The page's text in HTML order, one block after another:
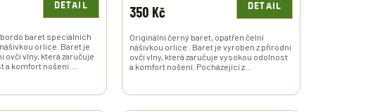
DETAIL
baret speciálních
orlice. Baret je
ovčí vlny, která zaručuje
komfort nošení....
350 Kč DETAIL
Originální černý baret, opatřen čelní
nášivkou orlice . Baret je vyroben z přírodní
ovčí vlny, která zaručuje vysokou odolnost
a komfort nošení. Pocházející z...